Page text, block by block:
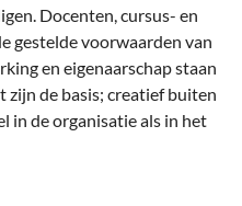
Docenten, cursus- en
gestelde voorwaarden van
en eigenaarschap staan
de basis; creatief buiten
in de organisatie als in het